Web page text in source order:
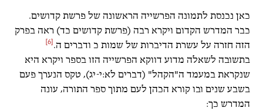
כאן נכנסת לתמונה הפרשייה הראשונה של פרשת קדושים.
כבר המדרש הקדום ויקרא רבה (פרשת קדושים כד) ראה בפרק
הזה חזרה על עשרת הדיברות של שמות כ ודברים ה. [6]
בתשובה לשאלה מדוע דווקא הפרשייה הזו בספר ויקרא היא
שנקראת במעמד ה"הקהל" (דברים לא:י-יג), טקס הנערך פעם
בשבע שנים ובו קורא הכהן לעם מתוך ספר התורה, עונה
המדרש כך: